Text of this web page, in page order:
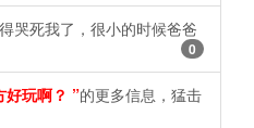
哭死我了，很小的时候爸爸
0
好玩啊？ ​​​​”的更多信息，猛击